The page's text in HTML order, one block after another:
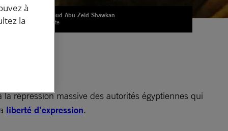
Mahmoud Abu Zeid Shawkan
© Private
répression massive des autorités égyptiennes qui
liberté d’expression.
à
la